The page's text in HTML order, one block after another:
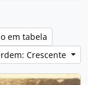
em tabela
Crescente